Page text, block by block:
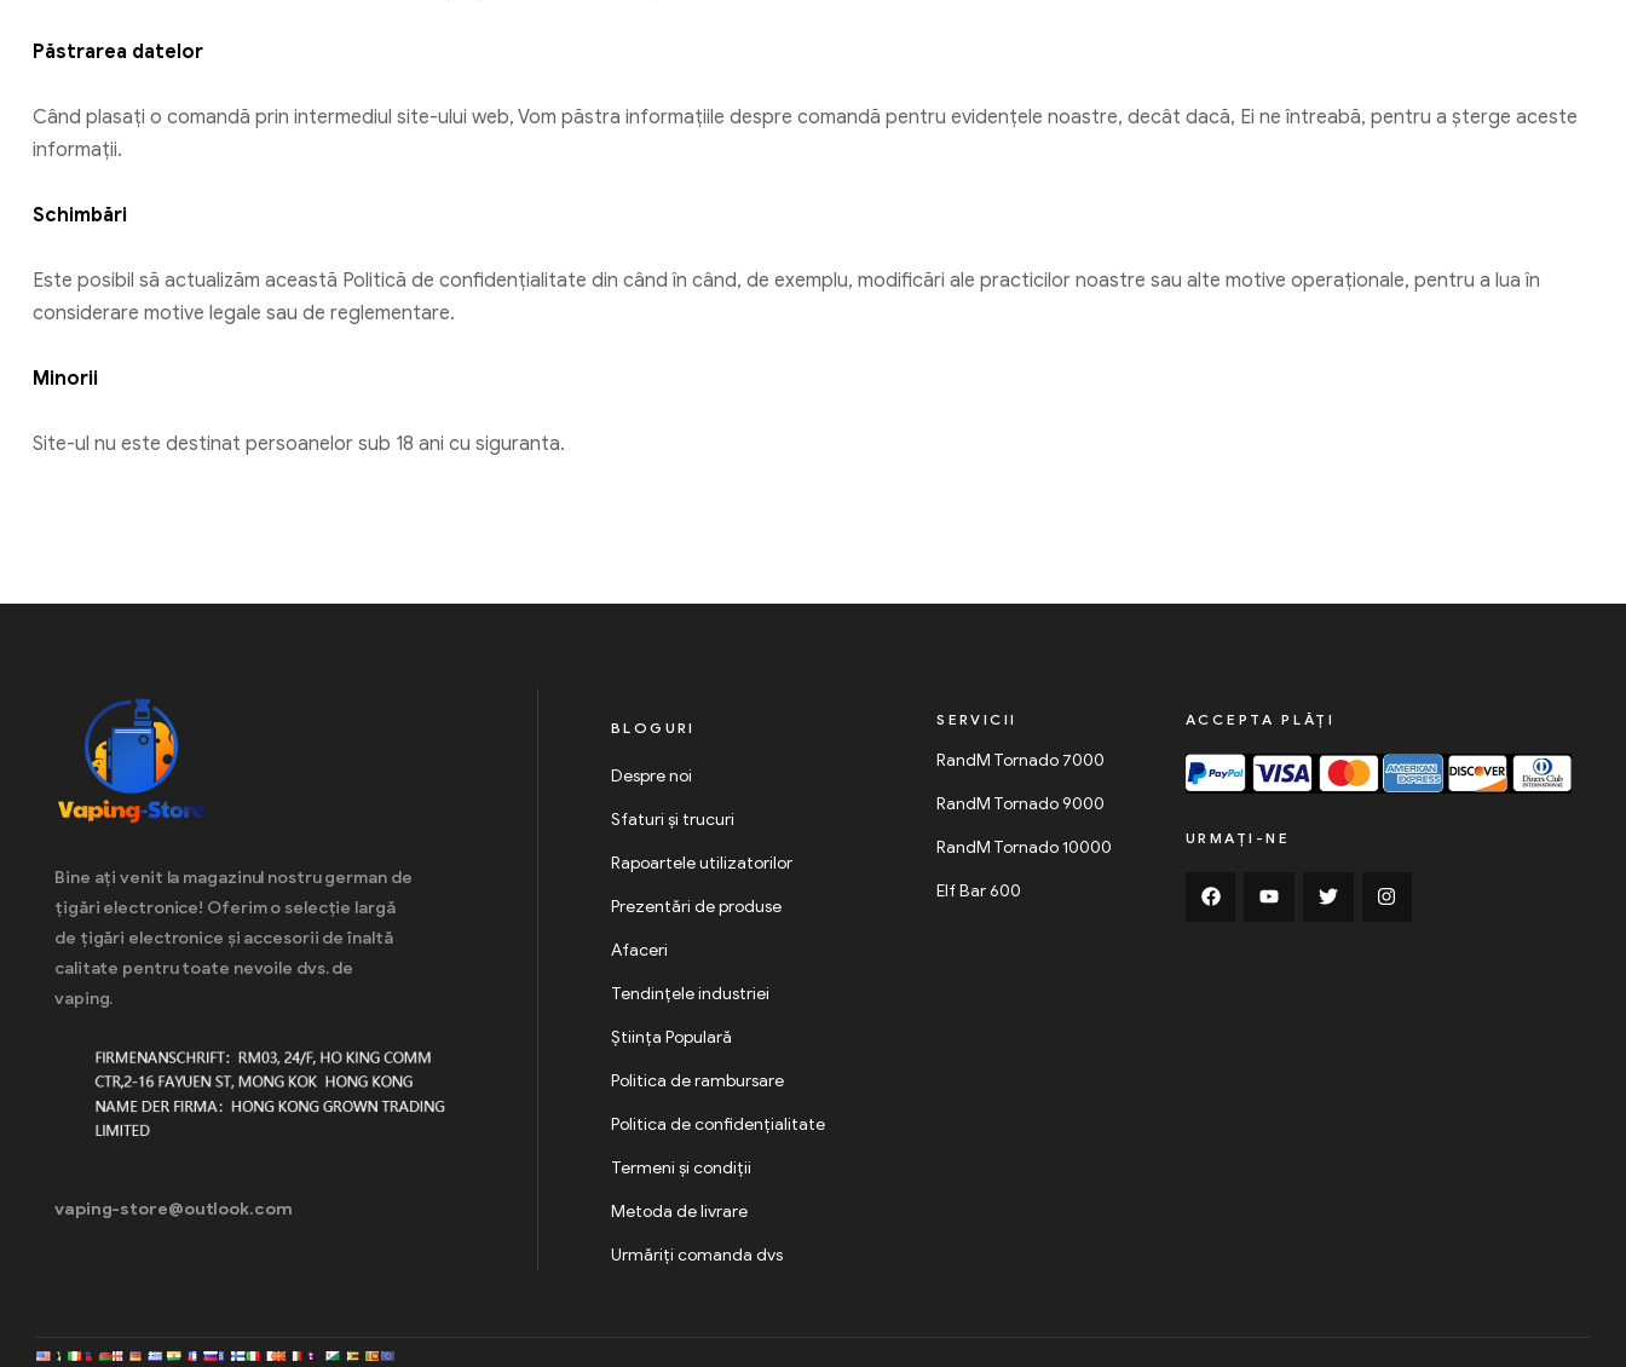
Păstrarea datelor
Când plasați o comandă prin intermediul site-ului web, Vom păstra informațiile despre comandă pentru evidențele noastre, decât dacă, Ei ne întreabă, pentru a șterge aceste
informații.
Schimbări
Este posibil să actualizăm această Politică de confidențialitate din când în când, de exemplu, modificări ale practicilor noastre sau alte motive operaționale, pentru a lua în
considerare motive legale sau de reglementare.
Minorii
Site-ul nu este destinat persoanelor sub 18 ani cu siguranta.
Bine ați venit la magazinul nostru german de
țigări electronice! Oferim o selecție largă
de țigări electronice și accesorii de înaltă
calitate pentru toate nevoile dvs. de
vaping.
vaping-store@outlook.com
BLOGURI
Despre noi
Sfaturi și trucuri
Rapoartele utilizatorilor
Prezentări de produse
Afaceri
Tendințele industriei
Știința Populară
Politica de rambursare
Politica de confidențialitate
Termeni și condiții
Metoda de livrare
Urmăriți comanda dvs
SERVICII
RandM Tornado 7000
RandM Tornado 9000
RandM Tornado 10000
Elf Bar 600
ACCEPTA PLĂȚI
URMAȚI-NE